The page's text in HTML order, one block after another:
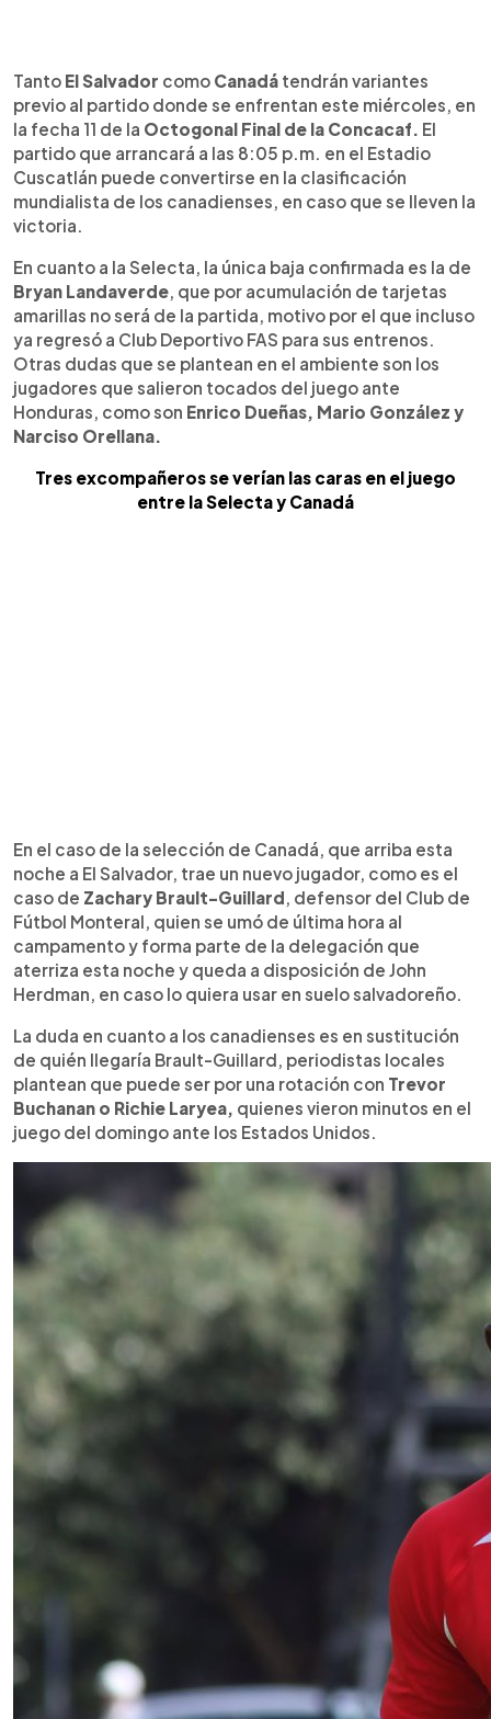
► Escuchar artículo
Tanto El Salvador como Canadá tendrán variantes
previo al partido donde se enfrentan este miércoles, en
la fecha 11 de la Octogonal Final de la Concacaf. El
partido que arrancará a las 8:05 p.m. en el Estadio
Cuscatlán puede convertirse en la clasificación
mundialista de los canadienses, en caso que se lleven la
victoria.
En cuanto a la Selecta, la única baja confirmada es la de
Bryan Landaverde, que por acumulación de tarjetas
amarillas no será de la partida, motivo por el que incluso
ya regresó a Club Deportivo FAS para sus entrenos.
Otras dudas que se plantean en el ambiente son los
jugadores que salieron tocados del juego ante
Honduras, como son Enrico Dueñas, Mario González y
Narciso Orellana.
Tres excompañeros se verían las caras en el juego
entre la Selecta y Canadá
En el caso de la selección de Canadá, que arriba esta
noche a El Salvador, trae un nuevo jugador, como es el
caso de Zachary Brault-Guillard, defensor del Club de
Fútbol Monteral, quien se umó de última hora al
campamento y forma parte de la delegación que
aterriza esta noche y queda a disposición de John
Herdman, en caso lo quiera usar en suelo salvadoreño.
La duda en cuanto a los canadienses es en sustitución
de quién llegaría Brault-Guillard, periodistas locales
plantean que puede ser por una rotación con Trevor
Buchanan o Richie Laryea, quienes vieron minutos en el
juego del domingo ante los Estados Unidos.